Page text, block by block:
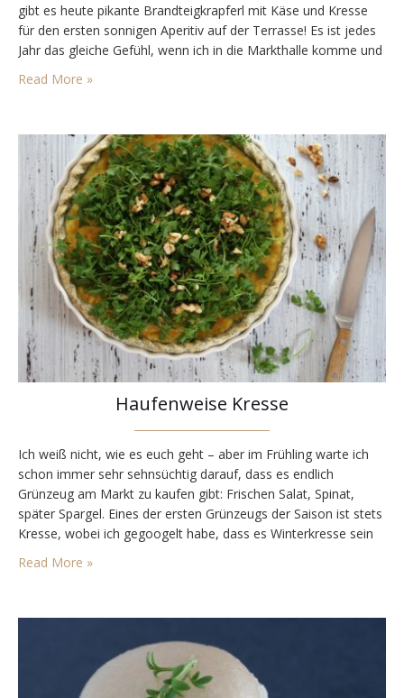
gibt es heute pikante Brandteigkrapferl mit Käse und Kresse
für den ersten sonnigen Aperitiv auf der Terrasse! Es ist jedes
Jahr das gleiche Gefühl, wenn ich in die Markthalle komme und
vor den Bäuerinnen…
Read More »
Haufenweise Kresse
Ich weiß nicht, wie es euch geht – aber im Frühling warte ich
schon immer sehr sehnsüchtig darauf, dass es endlich
Grünzeug am Markt zu kaufen gibt: Frischen Salat, Spinat,
später Spargel. Eines der ersten Grünzeugs der Saison ist stets
Kresse, wobei ich gegoogelt habe, dass es Winterkresse sein
müsste. Oder doch Brunnenkresse? Wer es genau weiß, bitte
um zweckdienliche…
Read More »